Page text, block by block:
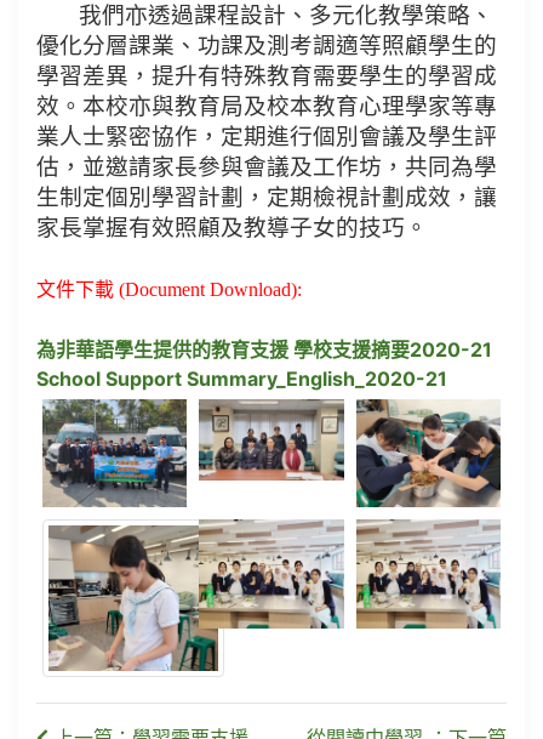
我們亦透過課程設計、多元化教學策略、
優化分層課業、功課及測考調適等照顧學生的
學習差異，提升有特殊教育需要學生的學習成
效。本校亦與教育局及校本教育心理學家等專
業人士緊密協作，定期進行個別會議及學生評
估，並邀請家長參與會議及工作坊，共同為學
生制定個別學習計劃，定期檢視計劃成效，讓
家長掌握有效照顧及教導子女的技巧。
文件下載 (Document Download):
為非華語學生提供的教育支援 學校支援摘要2020-21
School Support Summary_English_2020-21